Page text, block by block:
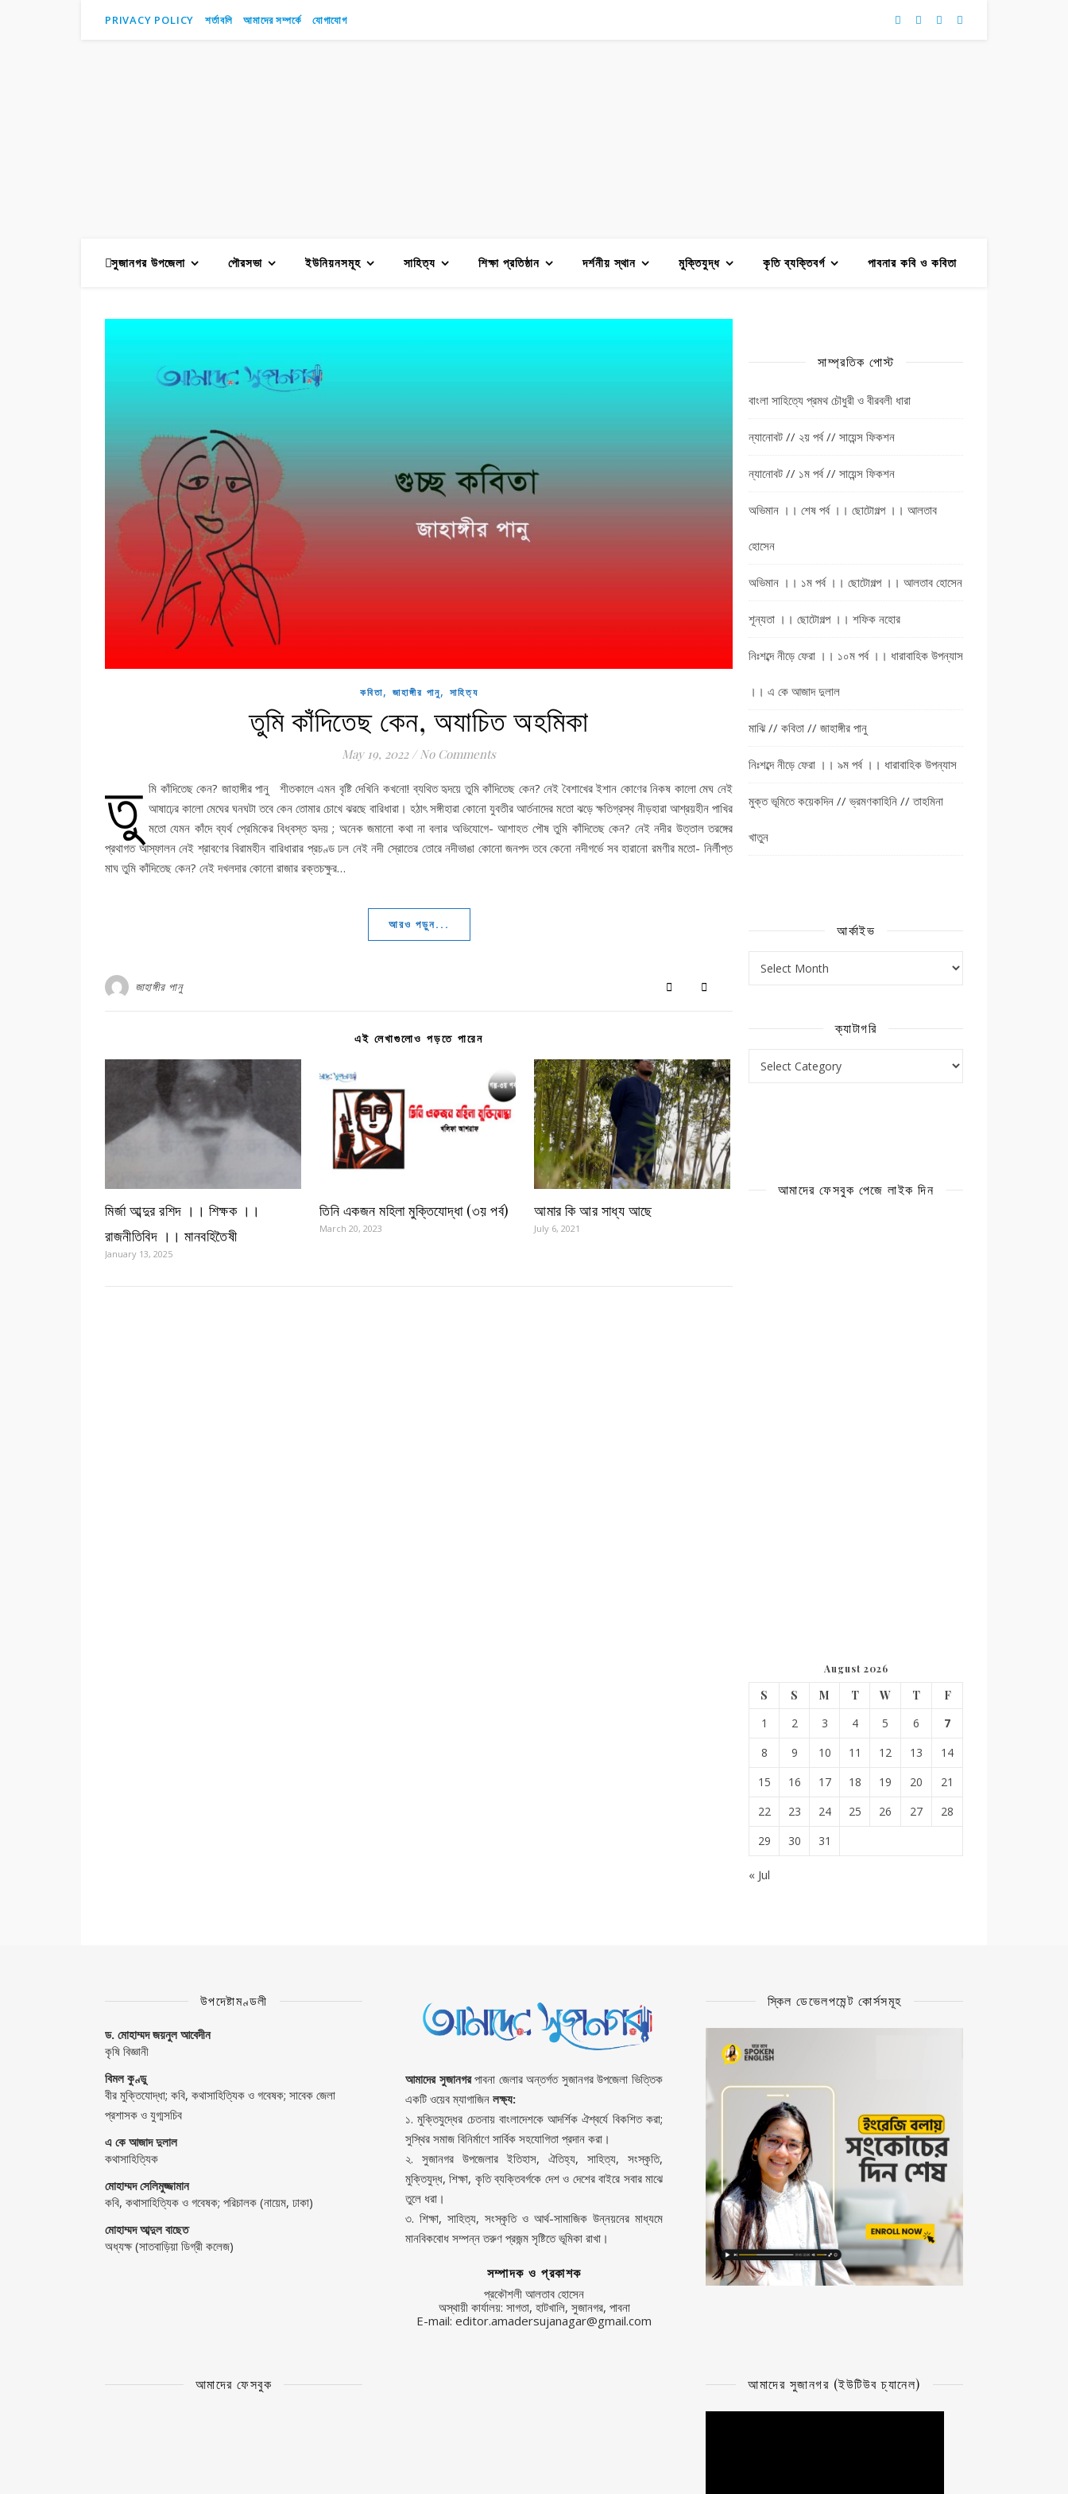
PRIVACY POLICY শর্তাবলি আমাদের সম্পর্কে যোগাযোগ
সুজানগর উপজেলা পৌরসভা ইউনিয়নসমূহ সাহিত্য শিক্ষা প্রতিষ্ঠান দর্শনীয় স্থান মুক্তিযুদ্ধ কৃতি ব্যক্তিবর্গ পাবনার কবি ও কবিতা
কবিতা, জাহাঙ্গীর পানু, সাহিত্য
তুমি কাঁদিতেছ কেন, অযাচিত অহমিকা
May 19, 2022 / No Comments
তু মি কাঁদিতেছ কেন? জাহাঙ্গীর পানু শীতকালে এমন বৃষ্টি দেখিনি কখনো! ব্যথিত হৃদয়ে তুমি কাঁদিতেছ কেন? নেই বৈশাখের ইশান কোণের নিকষ কালো মেঘ নেই
আষাঢ়ের কালো মেঘের ঘনঘটা তবে কেন তোমার চোখে ঝরছে বারিধারা। হঠাৎ সঙ্গীহারা কোনো যুবতীর আর্তনাদের মতো ঝড়ে ক্ষতিগ্রস্থ নীড়হারা আশ্রয়হীন পাখির
মতো যেমন কাঁদে ব্যর্থ প্রেমিকের বিধ্বস্ত হৃদয় ; অনেক জমানো কথা না বলার অভিযোগে- আশাহত পৌষ তুমি কাঁদিতেছ কেন? নেই নদীর উত্তাল তরঙ্গের
প্রথাগত আস্ফালন নেই শ্রাবণের বিরামহীন বারিধারার প্রচণ্ড ঢল নেই নদী স্রোতের তোরে নদীভাঙা কোনো জনপদ তবে কেনো নদীগর্ভে সব হারানো রমণীর মতো- নির্লীপ্ত
মাঘ তুমি কাঁদিতেছ কেন? নেই দখলদার কোনো রাজার রক্তচক্ষুর…
আরও পড়ুন...
জাহাঙ্গীর পানু
এই লেখাগুলোও পড়তে পারেন
মির্জা আব্দুর রশিদ ।। শিক্ষক ।।
রাজনীতিবিদ ।। মানবহিতৈষী
January 13, 2025
তিনি একজন মহিলা মুক্তিযোদ্ধা (৩য় পর্ব)
March 20, 2023
আমার কি আর সাধ্য আছে
July 6, 2021
সাম্প্রতিক পোস্ট
বাংলা সাহিত্যে প্রমথ চৌধুরী ও বীরবলী ধারা
ন্যানোবট // ২য় পর্ব // সায়েন্স ফিকশন
ন্যানোবট // ১ম পর্ব // সায়েন্স ফিকশন
অভিমান ।। শেষ পর্ব ।। ছোটোগল্প ।। আলতাব
হোসেন
অভিমান ।। ১ম পর্ব ।। ছোটোগল্প ।। আলতাব হোসেন
শূন্যতা ।। ছোটোগল্প ।। শফিক নহোর
নিঃশব্দে নীড়ে ফেরা ।। ১০ম পর্ব ।। ধারাবাহিক উপন্যাস
।। এ কে আজাদ দুলাল
মাঝি // কবিতা // জাহাঙ্গীর পানু
নিঃশব্দে নীড়ে ফেরা ।। ৯ম পর্ব ।। ধারাবাহিক উপন্যাস
মুক্ত ভূমিতে কয়েকদিন // ভ্রমণকাহিনি // তাহমিনা
খাতুন
আর্কাইভ
ক্যাটাগরি
আমাদের ফেসবুক পেজে লাইক দিন
August 2026
S S M T W T
F
1
2 3 4 5 6
7
8
9 10 11 12 13
14
15
16 17 18 19 20
21
22
23 24 25 26 27
28
29
30 31
« Jul
উপদেষ্টামণ্ডলী
ড. মোহাম্মদ জয়নুল আবেদীন
কৃষি বিজ্ঞানী
বিমল কুণ্ডু
বীর মুক্তিযোদ্ধা; কবি, কথাসাহিত্যিক ও গবেষক; সাবেক জেলা
প্রশাসক ও যুগ্মসচিব
এ কে আজাদ দুলাল
কথাসাহিত্যিক
মোহাম্মদ সেলিমুজ্জামান
কবি, কথাসাহিত্যিক ও গবেষক; পরিচালক (নায়েম, ঢাকা)
মোহাম্মদ আব্দুল বাছেত
অধ্যক্ষ (সাতবাড়িয়া ডিগ্রী কলেজ)
আমাদের সুজানগরপাবনা জেলার অন্তর্গত সুজানগর উপজেলা ভিত্তিক
একটি ওয়েব ম্যাগাজিন লক্ষ্য:
১. মুক্তিযুদ্ধের চেতনায় বাংলাদেশকে আদর্শিক ঐশ্বর্যে বিকশিত করা;
সুস্থির সমাজ বিনির্মাণে সার্বিক সহযোগিতা প্রদান করা।
২. সুজানগর উপজেলার ইতিহাস, ঐতিহ্য, সাহিত্য, সংস্কৃতি,
মুক্তিযুদ্ধ, শিক্ষা, কৃতি ব্যক্তিবর্গকে দেশ ও দেশের বাইরে সবার মাঝে
তুলে ধরা।
৩. শিক্ষা, সাহিত্য, সংস্কৃতি ও আর্থ-সামাজিক উন্নয়নের মাধ্যমে
মানবিকবোধ সম্পন্ন তরুণ প্রজন্ম সৃষ্টিতে ভূমিকা রাখা।
সম্পাদক ও প্রকাশক
প্রকৌশলী আলতাব হোসেন
অস্থায়ী কার্যালয়: সাগতা, হাটখালি, সুজানগর, পাবনা
E-mail: editor.amadersujanagar@gmail.com
স্কিল ডেভেলপমেন্ট কোর্সসমূহ
আমাদের ফেসবুক আমাদের সুজানগর (ইউটিউব চ্যানেল)